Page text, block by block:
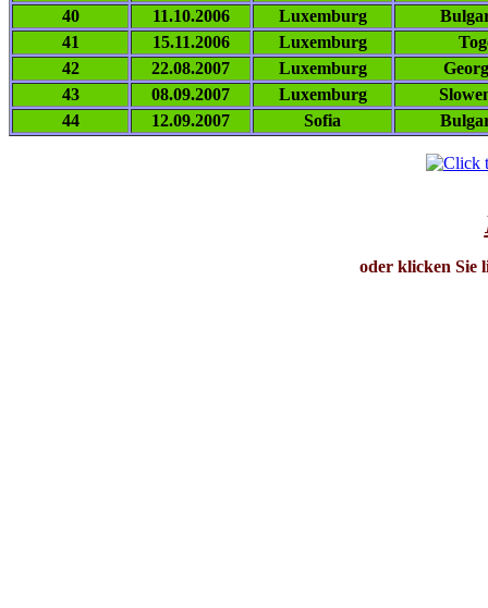
40
11.10.2006 Luxemburg
41
15.11.2006 Luxemburg
42
22.08.2007 Luxemburg
43
08.09.2007 Luxemburg
44
12.09.2007 Sofia
oder klicken Sie